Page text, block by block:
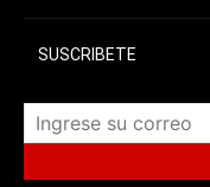
SUSCRIBETE